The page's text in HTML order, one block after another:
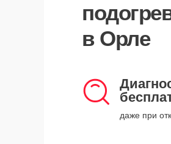
в Орле
даже при